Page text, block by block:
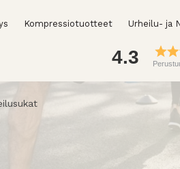
Kompressiotuotteet Urheilu- ja
4.3